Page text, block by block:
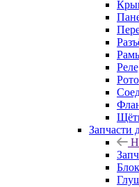
Запчасти